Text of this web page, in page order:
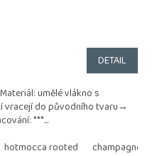
DETAIL
Materiál: umělé vlákno s
do původního tvaru→
***...
hotmocca rooted champagne